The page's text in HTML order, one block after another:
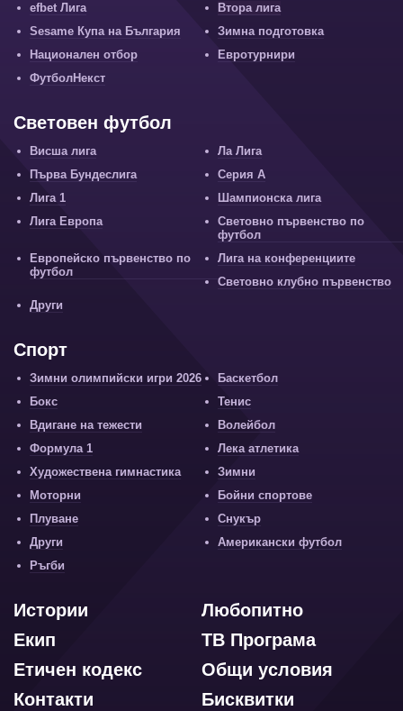
efbet Лига
Втора лига
Sesame Купа на България
Зимна подготовка
Национален отбор
Евротурнири
ФутболНекст
Световен футбол
Висша лига
Ла Лига
Първа Бундеслига
Серия А
Лига 1
Шампионска лига
Лига Европа
Световно първенство по
футбол
Европейско първенство по
футбол
Лига на конференциите
Световно клубно първенство
Други
Спорт
Зимни олимпийски игри 2026
Баскетбол
Бокс
Тенис
Вдигане на тежести
Волейбол
Формула 1
Лека атлетика
Художествена гимнастика
Зимни
Моторни
Бойни спортове
Плуване
Снукър
Други
Американски футбол
Ръгби
Любопитно
Истории
ТВ Програма
Екип
Общи условия
Етичен кодекс
Бисквитки
Контакти